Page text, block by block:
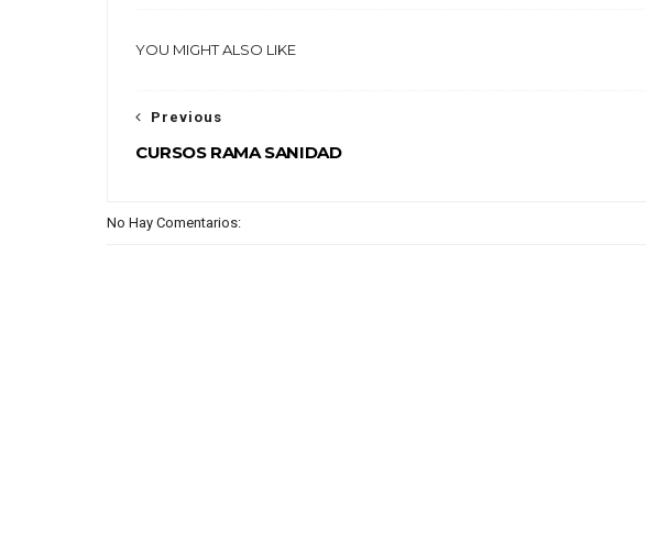
YOU MIGHT ALSO LIKE
Previous
CURSOS RAMA SANIDAD
No Hay Comentarios: